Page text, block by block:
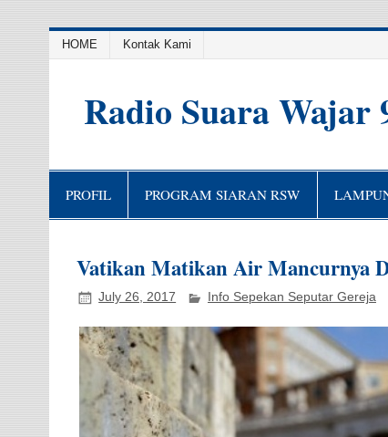
HOME Kontak Kami
Radio Suara Wajar
PROFIL PROGRAM SIARAN RSW
Vatikan Matikan Air Mancurnya
July 26, 2017 Info Sepekan Seputar Gereja